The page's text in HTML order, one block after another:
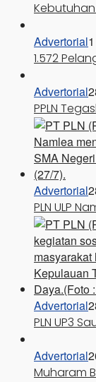
Kebutuhan
Advertorial
1.572
Advertorial
PPLN
Advertorial
PLN ULP
Advertorial
PLN UP3
Advertorial
Muharam